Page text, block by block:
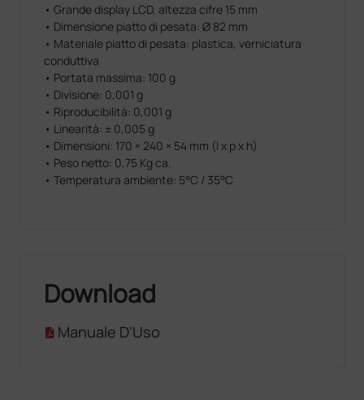
• Grande display LCD, altezza cifre 15 mm
• Dimensione piatto di pesata: Ø 82 mm
• Materiale piatto di pesata: plastica, verniciatura
conduttiva
• Portata massima: 100 g
• Divisione: 0,001 g
• Riproducibilità: 0,001 g
• Linearità: ± 0,005 g
• Dimensioni: 170 × 240 × 54 mm (l x p x h)
• Peso netto: 0,75 Kg ca.
• Temperatura ambiente: 5°C / 35°C
Download
Manuale D'Uso